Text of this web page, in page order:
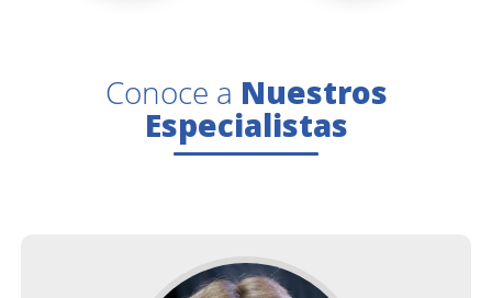
Conoce a Nuestros
Especialistas